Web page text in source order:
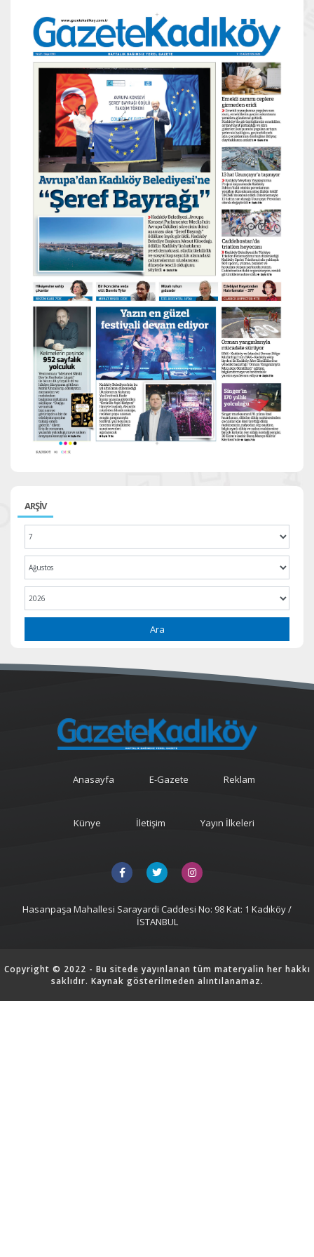
ARŞİV
Ara
Anasayfa E-Gazete Reklam
Künye İletişim Yayın İlkeleri
Hasanpaşa Mahallesi Sarayardi Caddesi No: 98 Kat: 1 Kadıköy /
İSTANBUL
Copyright © 2022 - Bu sitede yayınlanan tüm materyalin her hakkı
saklıdır. Kaynak gösterilmeden alıntılanamaz.